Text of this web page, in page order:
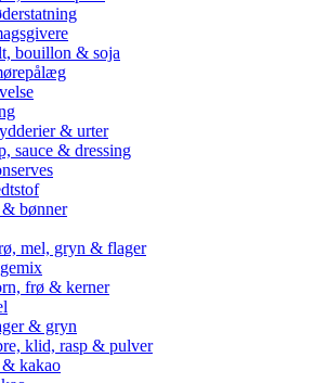
bouillon & soja
& urter
sauce & dressing
& bønner
mel, gryn & flager
frø & kerner
& gryn
klid, rasp & pulver
kakao